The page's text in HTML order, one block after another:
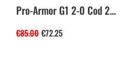
Pro-Armor G1 2-0 Cod 2...
€85.00 €72.25